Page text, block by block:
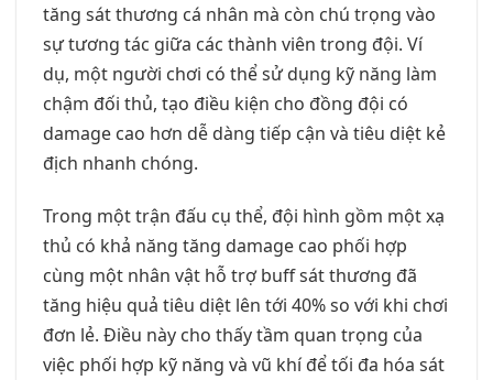
tăng sát thương cá nhân mà còn chú trọng vào
sự tương tác giữa các thành viên trong đội. Ví
dụ, một người chơi có thể sử dụng kỹ năng làm
chậm đối thủ, tạo điều kiện cho đồng đội có
damage cao hơn dễ dàng tiếp cận và tiêu diệt kẻ
địch nhanh chóng.
Trong một trận đấu cụ thể, đội hình gồm một xạ
thủ có khả năng tăng damage cao phối hợp
cùng một nhân vật hỗ trợ buff sát thương đã
tăng hiệu quả tiêu diệt lên tới 40% so với khi chơi
đơn lẻ. Điều này cho thấy tầm quan trọng của
việc phối hợp kỹ năng và vũ khí để tối đa hóa sát